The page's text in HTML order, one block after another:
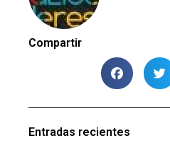
Compartir
Entradas recientes